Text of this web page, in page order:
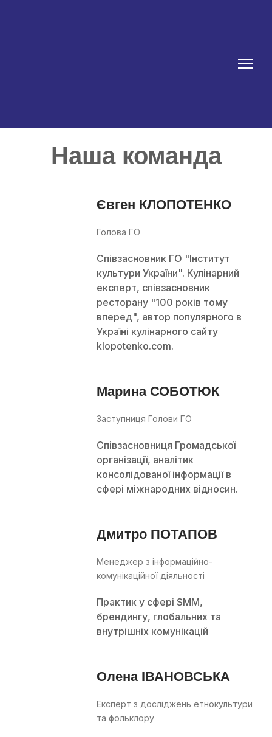
Наша команда
Євген КЛОПОТЕНКО
Голова ГО
Співзасновник ГО "Інститут
культури України". Кулінарний
експерт, співзасновник
ресторану "100 років тому
вперед", автор популярного в
Україні кулінарного сайту
klopotenko.com.
Марина СОБОТЮК
Заступниця Голови ГО
Співзасновниця Громадської
організації, аналітик
консолідованої інформації в
сфері міжнародних відносин.
Дмитро ПОТАПОВ
Менеджер з інформаційно-
комунікаційної діяльності
Практик у сфері SMM,
брендингу, глобальних та
внутрішніх комунікацій
Олена ІВАНОВСЬКА
Експерт з досліджень етнокультури
та фольклору